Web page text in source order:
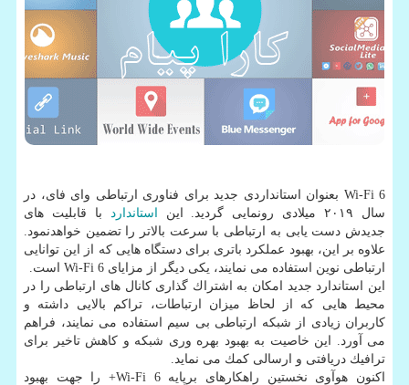
Wi-Fi 6 بعنوان استانداردی جدید برای فناوری ارتباطی وای فای، در
سال ۲۰۱۹ میلادی رونمایی گردید. این
استاندارد با قابلیت های
جدیدش دست یابی به ارتباطی با سرعت بالاتر را تضمین خواهدنمود.
علاوه بر این، بهبود عملكرد باتری برای دستگاه هایی كه از این توانایی
ارتباطی نوین استفاده می نمایند، یكی دیگر از مزایای Wi-Fi 6 است.
این استاندارد جدید امكان به اشتراك گذاری كانال های ارتباطی را در
محیط هایی كه از لحاظ میزان ارتباطات، تراكم بالایی داشته و
كاربران زیادی از شبكه ارتباطی بی سیم استفاده می نمایند، فراهم
می آورد. این خاصیت به بهبود بهره وری شبكه و كاهش تاخیر برای
ترافیك دریافتی و ارسالی كمك می نماید.
اكنون هوآوی نخستین راهكارهای برپایه Wi-Fi 6+ را جهت بهبود